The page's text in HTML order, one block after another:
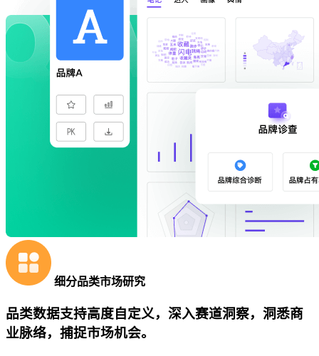
细分品类市场研究
品类数据支持高度自定义，深入赛道洞察，洞悉商
业脉络，捕捉市场机会。